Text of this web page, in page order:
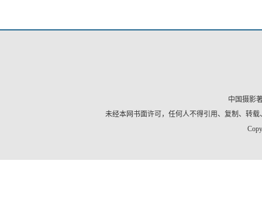
中国摄影
未经本网书面许可，任何人不得引用、复制、转